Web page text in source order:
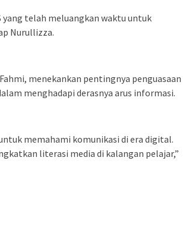
yang telah meluangkan waktu untuk
Nurullizza.
menekankan pentingnya penguasaan
menghadapi derasnya arus informasi.
memahami komunikasi di era digital.
literasi media di kalangan pelajar,”